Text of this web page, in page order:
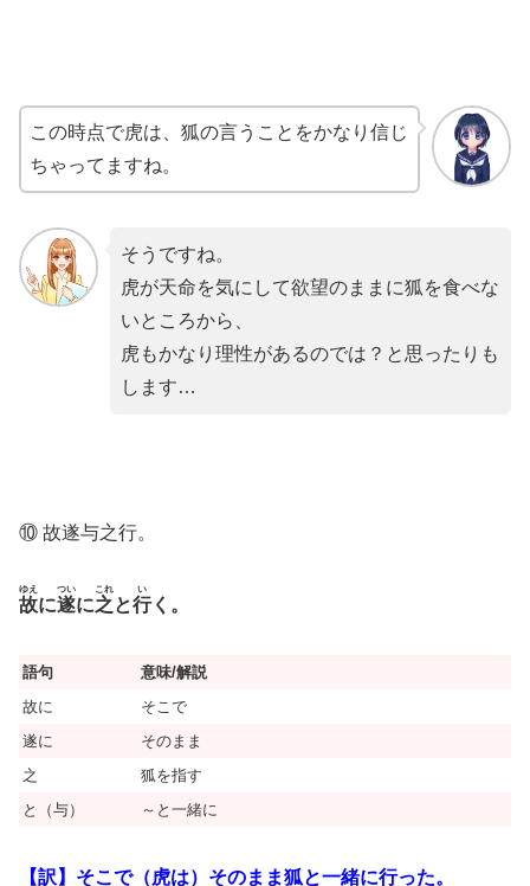
この時点で虎は、狐の言うことをかなり信じ
ちゃってますね。
そうですね。
虎が天命を気にして欲望のままに狐を食べな
いところから、
虎もかなり理性があるのでは？と思ったりも
します…
⑩ 故遂与之行。
故
ゆえ
に遂
つい
に之
これ
と行
い
く。
語句
意味/解説
故に
そこで
遂に
そのまま
之
狐を指す
と（与）
～と一緒に
【訳】そこで（虎は）そのまま狐と一緒に行った。